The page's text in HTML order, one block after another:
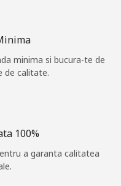
minima si bucura-te de
de calitate.
100%
a garanta calitatea